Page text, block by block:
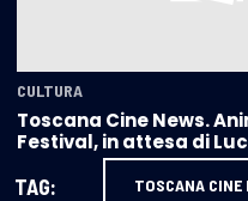
CULTURA
Toscana Cine News.
Festival, in attesa di
TAG: TOSCANA CINE